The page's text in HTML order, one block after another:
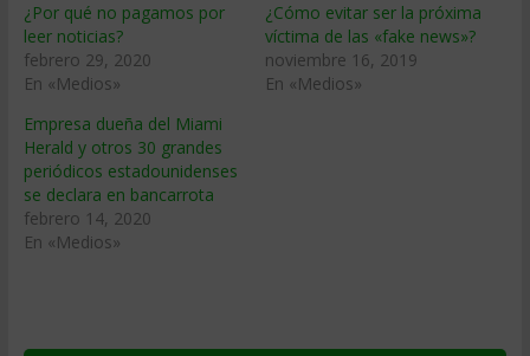
¿Por qué no pagamos por
leer noticias?
febrero 29, 2020
En «Medios»
¿Cómo evitar ser la próxima
víctima de las «fake news»?
noviembre 16, 2019
En «Medios»
Empresa dueña del Miami
Herald y otros 30 grandes
periódicos estadounidenses
se declara en bancarrota
febrero 14, 2020
En «Medios»